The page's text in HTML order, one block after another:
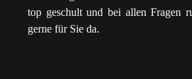
top geschult und bei allen Fragen
gerne für Sie da.